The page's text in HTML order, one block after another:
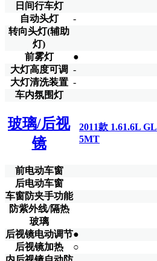
日间行车灯
自动头灯
-
转向头灯(辅助
灯)
前雾灯
●
大灯高度可调 -
大灯清洗装置 -
车内氛围灯
玻璃/后视
镜
2011款 1.61.6L GL
5MT
前电动车窗
后电动车窗
车窗防夹手功能
防紫外线/隔热
玻璃
后视镜电动调节●
后视镜加热
○